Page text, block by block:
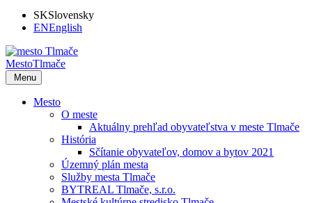
SKSlovensky
ENEnglish
MestoTlmače
Menu
Mesto
O meste
Aktuálny prehľad obyvateľstva v meste Tlmače
História
Sčítanie obyvateľov, domov a bytov 2021
Územný plán mesta
Služby mesta Tlmače
BYTREAL Tlmače, s.r.o.